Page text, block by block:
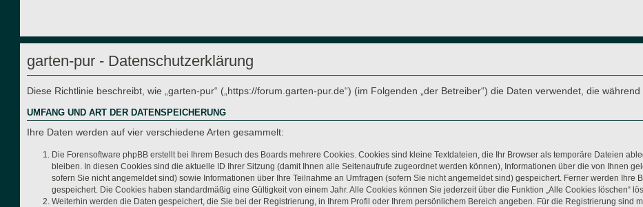
garten-pur - Datenschutzerklärung
Diese Richtlinie beschreibt, wie „garten-pur“ („https://forum.garten-pur.de“) (im Folgenden „der Betreiber“) die Daten verwendet, die
UMFANG UND ART DER DATENSPEICHERUNG
Ihre Daten werden auf vier verschiedene Arten gesammelt:
Die Forensoftware phpBB erstellt bei Ihrem Besuch des Boards mehrere Cookies. Cookies sind kleine Textdateien, die Ihr Browser als temporäre Dateien
bleiben. In diesen Cookies sind die aktuelle ID Ihrer Sitzung (damit Ihnen alle Seitenaufrufe zugeordnet werden können), Informationen über die von Ihnen
sofern Sie nicht angemeldet sind) sowie Informationen über Ihre Teilnahme an Umfragen (sofern Sie nicht angemeldet sind) gespeichert. Ferner werden Ihre
gespeichert. Die Cookies haben standardmäßig eine Gültigkeit von einem Jahr. Alle Cookies können Sie jederzeit über die Funktion „Alle Cookies löschen“
Weiterhin werden die Daten gespeichert, die Sie bei der Registrierung, in Ihrem Profil oder Ihrem persönlichem Bereich angeben. Für die Registrierung sind